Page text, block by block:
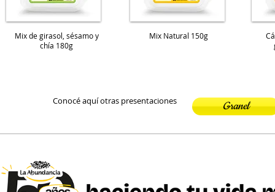
Mix de girasol, sésamo y
chía 180g
Mix Natural 150g
Conocé aquí otras presentaciones Granel